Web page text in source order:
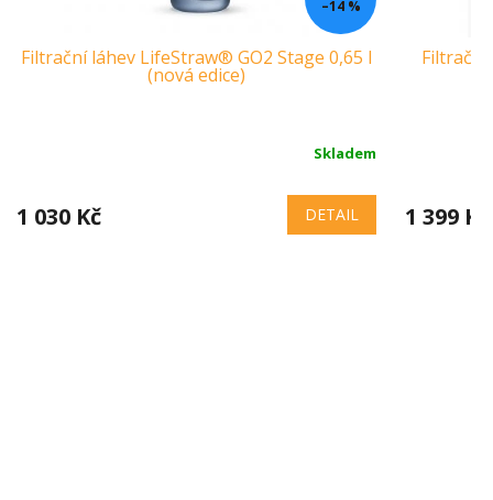
–14 %
Filtrační láhev LifeStraw® GO2 Stage 0,65 l
(nová edice)
Skladem
1 030 Kč DETAIL
Filtrační
1 399 Kč